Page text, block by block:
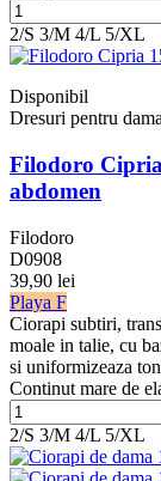
2/S 3/M 4/L 5/XL
Disponibil
Dresuri pentru dama
Filodoro
abdomen
Filodoro
D0908
39,90 lei
Playa F
Ciorapi subtiri,
moale in talie, cu
si uniformizeaza
Continut mare de
2/S 3/M 4/L 5/XL